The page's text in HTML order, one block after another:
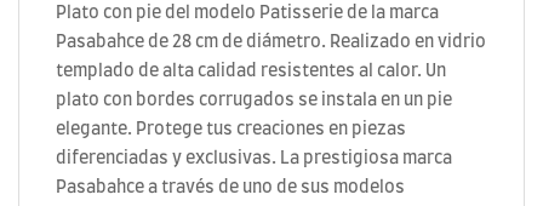
Plato con pie del modelo Patisserie de la marca
Pasabahce de 28 cm de diámetro. Realizado en vidrio
templado de alta calidad resistentes al calor. Un
plato con bordes corrugados se instala en un pie
elegante. Protege tus creaciones en piezas
diferenciadas y exclusivas. La prestigiosa marca
Pasabahce a través de uno de sus modelos